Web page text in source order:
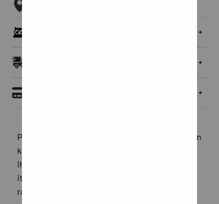
Pohjalainen nainen ja Nalaania kulkee runojen
kautta ihmisyyden ytimessä ja naiseuden
iholla. Se ohjaa lukijan rohkeaan
itsetutkiskeluun ja lopulta lempeästi
rakkauden ja luonnon äärelle. Näin avautuu